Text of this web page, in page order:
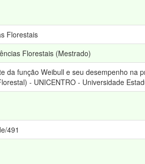
Florestais
Florestais (Mestrado)
da função Weibull e seu desempenho
- UNICENTRO - Universidade
491